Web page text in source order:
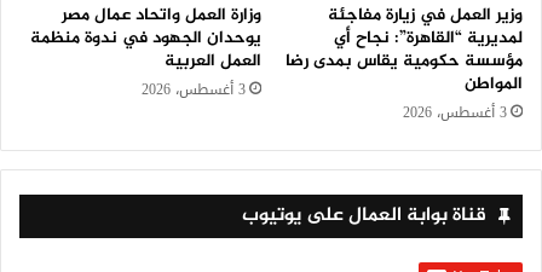
وزير العمل في زيارة مفاجئة
لمديرية “القاهرة”: نجاح أي
مؤسسة حكومية يقاس بمدى رضا
المواطن
3 أغسطس، 2026
وزارة العمل واتحاد عمال مصر
يوحدان الجهود في ندوة منظمة
العمل العربية
3 أغسطس، 2026
قناة بوابة العمال على يوتيوب